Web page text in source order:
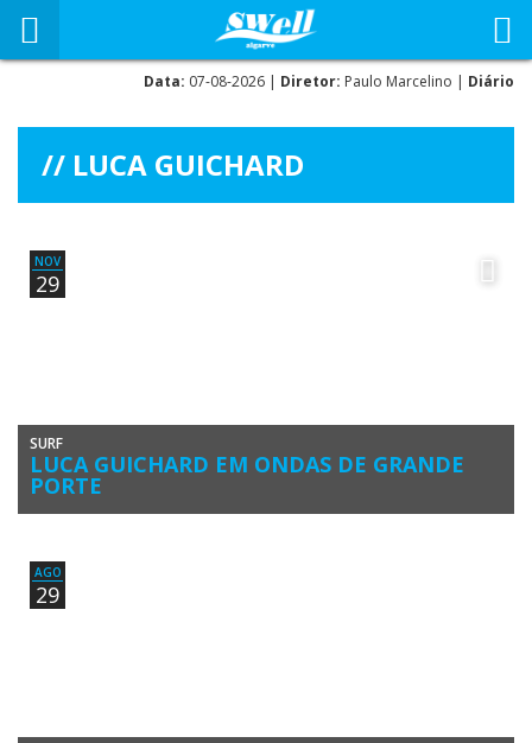
Data: 07-08-2026 | Diretor: Paulo Marcelino | Diário
LUCA GUICHARD
NOV
29
SURF
LUCA GUICHARD EM ONDAS DE GRANDE
PORTE
O surfista algarvio Luca Guichard tem um novo video ‘na praça’. O
AGO
29